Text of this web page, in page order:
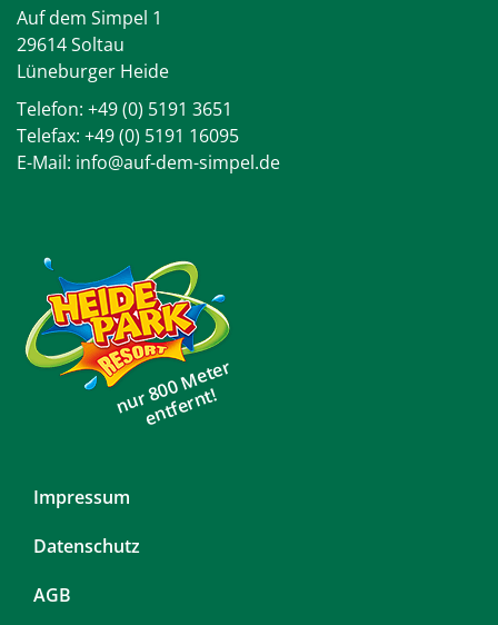
Auf dem Simpel 1
29614 Soltau
Lüneburger Heide
Telefon: +49 (0) 5191 3651
Telefax: +49 (0) 5191 16095
E-Mail: info@auf-dem-simpel.de
nur 800 Meter
entfernt!
Navigation
überspringen
Impressum
Datenschutz
AGB